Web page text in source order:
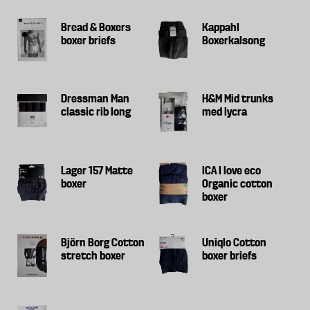
· Dressman (man classic)
· Kappahl
· Jockey
· Uniqlo
· Lager 157
9 exemplar av varje fabrikat ingick i testet. Samtliga
produkter genomgick 30 tvätt- och torkcykler innan
test och utvärdering. Tvätt och torkning
Bread & Boxers
boxer briefs
Kappahl
Boxerkalsong
Dressman Man
classic rib long
H&M Mid trunks
med lycra
Lager 157 Matte
boxer
ICA I love eco
Organic cotton
boxer
Björn Borg Cotton
stretch boxer
Uniqlo Cotton
boxer briefs